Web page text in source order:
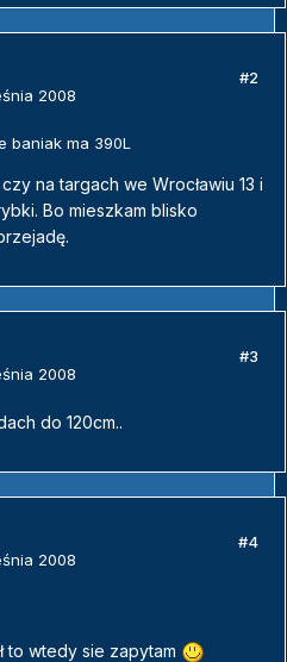
2008
#2
baniak ma 390L
na targach we Wrocławiu 13 i
Bo mieszkam blisko
2008
#3
do 120cm..
2008
#4
to wtedy sie zapytam